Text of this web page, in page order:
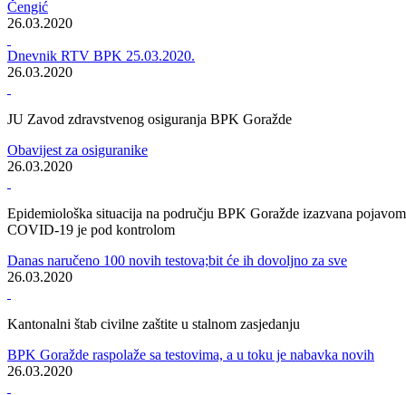
Vrijedna medicinska pošiljka stigla u Goražde
Izvršena primopredaja doniranih respiratora Kantonalnoj bolnici
Goražde
27.03.2020